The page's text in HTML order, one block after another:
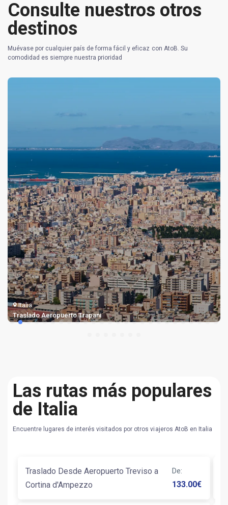
Consulte nuestros otros
destinos
Muévase por cualquier país de forma fácil y eficaz con AtoB. Su
comodidad es siempre nuestra prioridad
Italia
Traslado Aeropuerto Trapani
Las rutas más populares
de Italia
Encuentre lugares de interés visitados por otros viajeros AtoB en Italia
Traslado Desde Aeropuerto Treviso a
Cortina d'Ampezzo
De:
133.00€